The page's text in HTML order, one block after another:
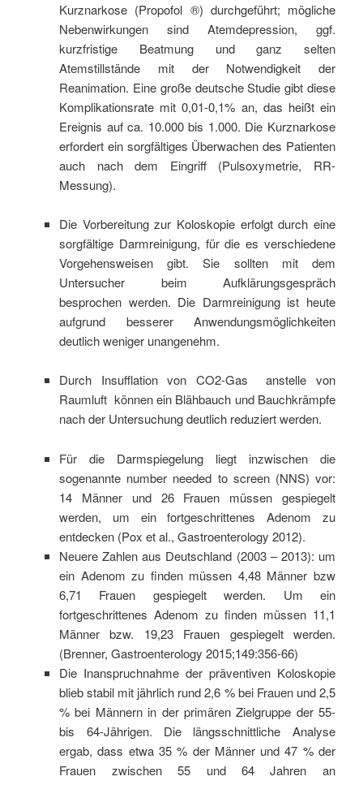
Kurznarkose (Propofol ®) durchgeführt; mögliche
Nebenwirkungen sind Atemdepression, ggf.
kurzfristige Beatmung und ganz selten
Atemstillstände mit der Notwendigkeit der
Reanimation. Eine große deutsche Studie gibt diese
Komplikationsrate mit 0,01-0,1% an, das heißt ein
Ereignis auf ca. 10.000 bis 1.000. Die Kurznarkose
erfordert ein sorgfältiges Überwachen des Patienten
auch nach dem Eingriff (Pulsoxymetrie, RR-
Messung).
Die Vorbereitung zur Koloskopie erfolgt durch eine
sorgfältige Darmreinigung, für die es verschiedene
Vorgehensweisen gibt. Sie sollten mit dem
Untersucher beim Aufklärungsgespräch
besprochen werden. Die Darmreinigung ist heute
aufgrund besserer Anwendungsmöglichkeiten
deutlich weniger unangenehm.
Durch Insufflation von CO2-Gas anstelle von
Raumluft können ein Blähbauch und Bauchkrämpfe
nach der Untersuchung deutlich reduziert werden.
Für die Darmspiegelung liegt inzwischen die
sogenannte number needed to screen (NNS) vor:
14 Männer und 26 Frauen müssen gespiegelt
werden, um ein fortgeschrittenes Adenom zu
entdecken (Pox et al., Gastroenterology 2012).
Neuere Zahlen aus Deutschland (2003 – 2013): um
ein Adenom zu finden müssen 4,48 Männer bzw
6,71 Frauen gespiegelt werden. Um ein
fortgeschrittenes Adenom zu finden müssen 11,1
Männer bzw. 19,23 Frauen gespiegelt werden.
(Brenner, Gastroenterology 2015;149:356-66)
Die Inanspruchnahme der präventiven Koloskopie
blieb stabil mit jährlich rund 2,6 % bei Frauen und 2,5
% bei Männern in der primären Zielgruppe der 55-
bis 64-Jährigen. Die längsschnittliche Analyse
ergab, dass etwa 35 % der Männer und 47 % der
Frauen zwischen 55 und 64 Jahren an